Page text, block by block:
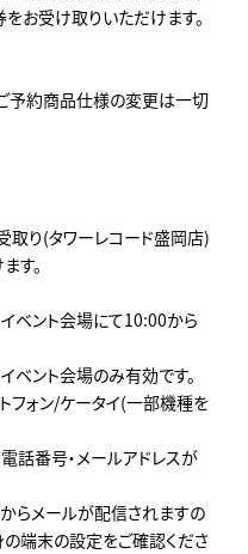
お受け取りいただけます。
予約商品仕様の変更は一切
取り(タワーレコード盛岡店)
す。
ベント会場にて10:00から
ント会場のみ有効です。
フォン/ケータイ(一部機種を
話番号・メールアドレスが
らメールが配信されますの
の端末の設定をご確認くださ